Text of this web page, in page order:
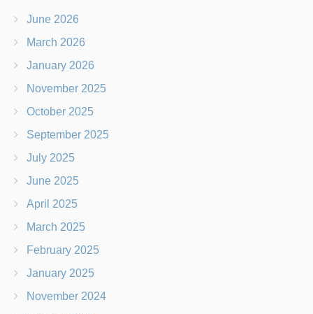
最新文章：
SCTF 2026 Writeup
SUCTF2026 Writeup
LilacCTF 2026 Writeup
RCTF2025 Writeup
强网杯S9 Polaris战队Writeup
WMCTF2025 Writeup
时光机：
June 2026
March 2026
January 2026
November 2025